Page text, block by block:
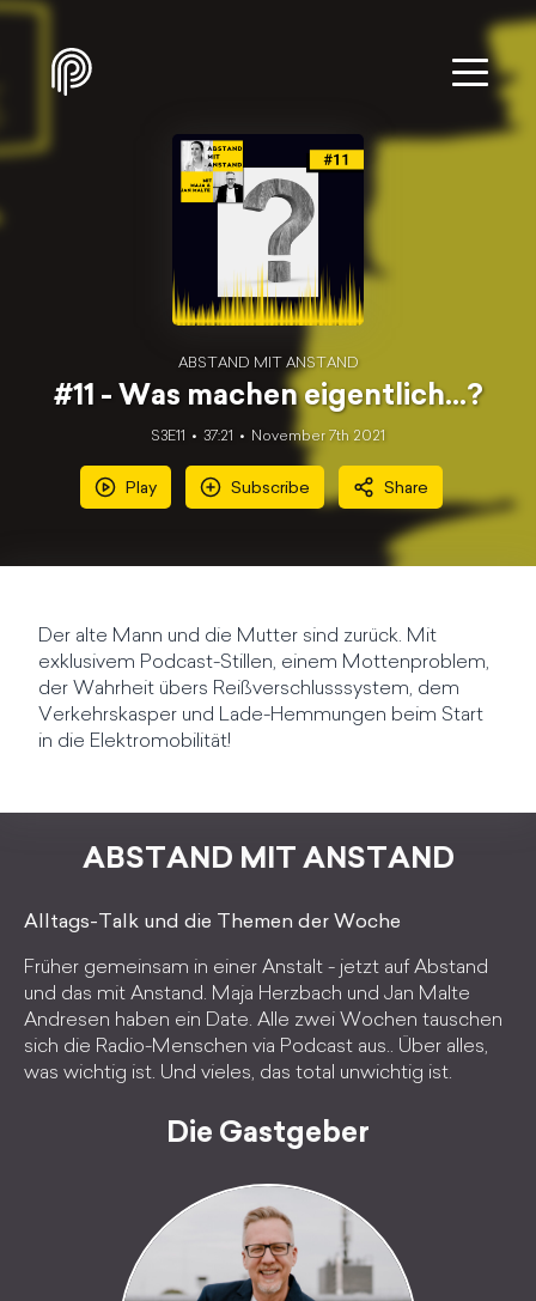
ABSTAND MIT ANSTAND
#11 - Was machen eigentlich...?
S3E11 37:21 November 7th 2021
Play Subscribe Share
Der alte Mann und die Mutter sind zurück. Mit
exklusivem Podcast-Stillen, einem Mottenproblem,
der Wahrheit übers Reißverschlusssystem, dem
Verkehrskasper und Lade-Hemmungen beim Start
in die Elektromobilität!
ABSTAND MIT ANSTAND
Alltags-Talk und die Themen der Woche
Früher gemeinsam in einer Anstalt - jetzt auf Abstand
und das mit Anstand. Maja Herzbach und Jan Malte
Andresen haben ein Date. Alle zwei Wochen tauschen
sich die Radio-Menschen via Podcast aus.. Über alles,
was wichtig ist. Und vieles, das total unwichtig ist.
Die Gastgeber